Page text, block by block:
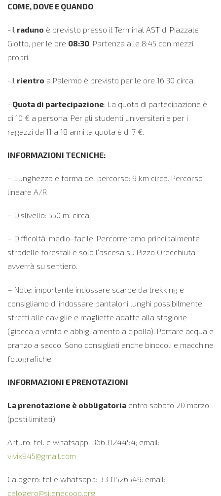
COME, DOVE E QUANDO
-Il raduno è previsto presso il Terminal AST di Piazzale
Giotto, per le ore 08:30. Partenza alle 8:45 con mezzi
propri.
-Il rientro a Palermo è previsto per le ore 16:30 circa.
–Quota di partecipazione: La quota di partecipazione è
di 10 € a persona. Per gli studenti universitari e per i
ragazzi da 11 a 18 anni la quota è di 7 €.
INFORMAZIONI TECNICHE:
– Lunghezza e forma del percorso: 9 km circa. Percorso
lineare A/R
– Dislivello: 550 m. circa
– Difficoltà: medio-facile. Percorreremo principalmente
stradelle forestali e solo l’ascesa su Pizzo Orecchiuta
avverrà su sentiero.
– Note: importante indossare scarpe da trekking e
consigliamo di indossare pantaloni lunghi possibilmente
stretti alle caviglie e magliette adatte alla stagione
(giacca a vento e abbigliamento a cipolla). Portare acqua e
pranzo a sacco. Sono consigliati anche binocoli e macchine
fotografiche.
INFORMAZIONI E PRENOTAZIONI
La prenotazione è obbligatoria entro sabato 20 marzo
(posti limitati)
Arturo: tel. e whatsapp: 3663124454; email:
vivix945@gmail.com
Calogero: tel e whatsapp: 3331526549: email:
calogero@silenecoop.org